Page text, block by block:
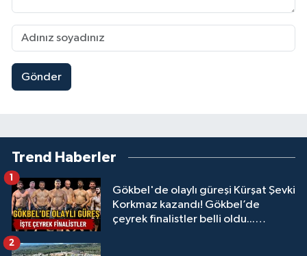
Gönder
Trend Haberler
Gökbel'de olaylı güreşi Kürşat Şevki
Korkmaz kazandı! Gökbel’de
çeyrek finalistler belli oldu...
1
2